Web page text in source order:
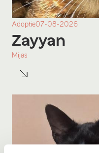
Adoptie07-08-2026
Zayyan
Mijas